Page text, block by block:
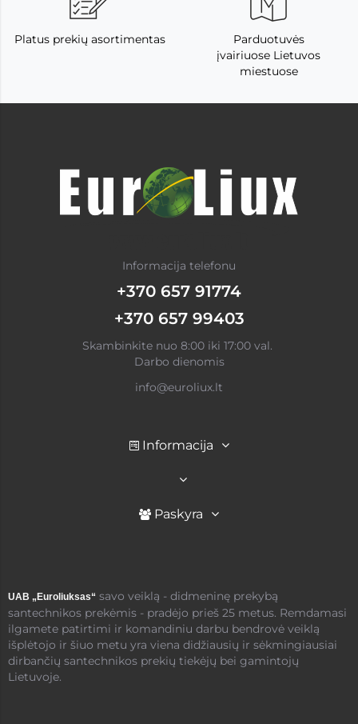
Platus prekių asortimentas
Parduotuvės
įvairiuose Lietuvos
miestuose
Informacija telefonu
+370 657 91774
+370 657 99403
Skambinkite nuo 8:00 iki 17:00 val.
Darbo dienomis
info@euroliux.lt
Informacija
Paskyra
UAB „Euroliuksas“ savo veiklą - didmeninę prekybą
santechnikos prekėmis - pradėjo prieš 25 metus. Remdamasi
ilgamete patirtimi ir komandiniu darbu bendrovė veiklą
išplėtojo ir šiuo metu yra viena didžiausių ir sėkmingiausiai
dirbančių santechnikos prekių tiekėjų bei gamintojų
Lietuvoje.